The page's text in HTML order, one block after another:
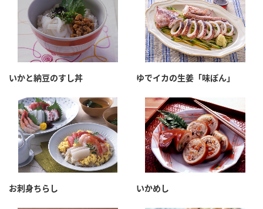
いかと納豆のすし丼 ゆでイカの生姜「味ぽん」
お刺身ちらし いかめし